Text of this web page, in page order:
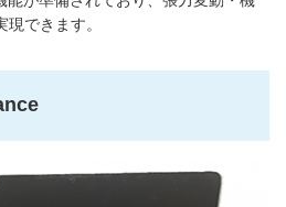
できます。